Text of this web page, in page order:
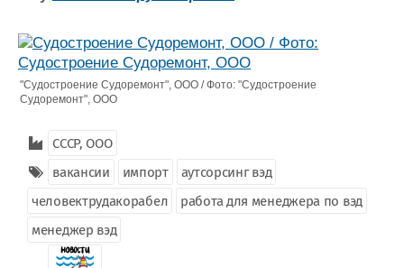
"Судостроение Судоремонт", ООО / Фото: "Судостроение
Судоремонт", ООО
СССР, ООО
вакансии
импорт
аутсорсинг вэд
человектрудакорабел
работа для менеджера по вэд
менеджер вэд